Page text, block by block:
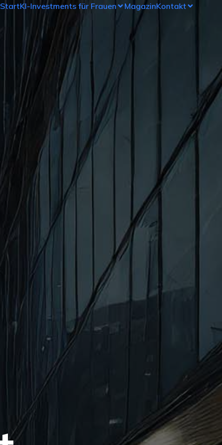
StartKI-Investments für Frauen MagazinKontakt